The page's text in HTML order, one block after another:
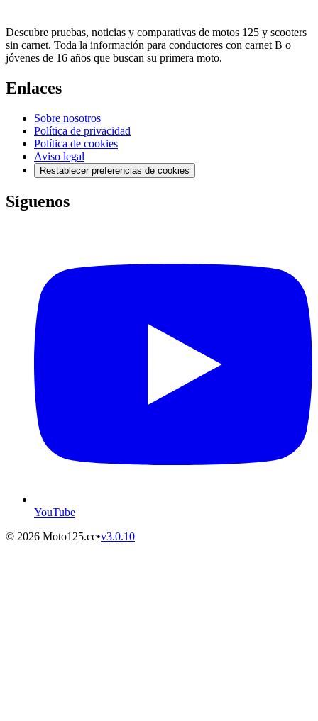
Descubre pruebas, noticias y comparativas de motos 125 y scooters
sin carnet. Toda la información para conductores con carnet B o
jóvenes de 16 años que buscan su primera moto.
Enlaces
Sobre nosotros
Política de privacidad
Política de cookies
Aviso legal
Restablecer preferencias de cookies
Síguenos
YouTube
© 2026 Moto125.cc•v3.0.10